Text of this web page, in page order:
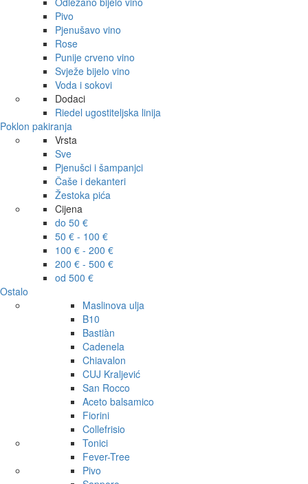
Pivo
Pjenušavo vino
Rose
Punije crveno vino
Svježe bijelo vino
Voda i sokovi
Dodaci
Riedel ugostiteljska linija
Poklon pakiranja
Vrsta
Sve
Pjenušci i šampanjci
Čaše i dekanteri
Žestoka pića
Cijena
do 50 €
50 € - 100 €
100 € - 200 €
200 € - 500 €
od 500 €
Ostalo
Maslinova ulja
B10
Bastiàn
Cadenela
Chiavalon
CUJ Kraljević
San Rocco
Aceto balsamico
Fiorini
Collefrisio
Tonici
Fever-Tree
Pivo